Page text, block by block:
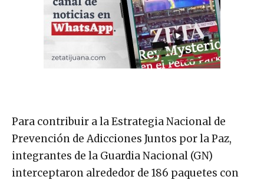
Para contribuir a la Estrategia Nacional de
Prevención de Adicciones Juntos por la Paz,
integrantes de la Guardia Nacional (GN)
interceptaron alrededor de 186 paquetes con